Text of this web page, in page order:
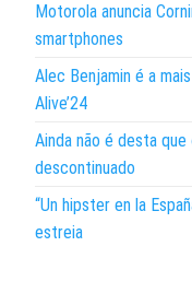
Motorola anuncia
smartphones
Alec Benjamin é a
Alive’24
Ainda não é desta
descontinuado
“Un hipster en la
estreia